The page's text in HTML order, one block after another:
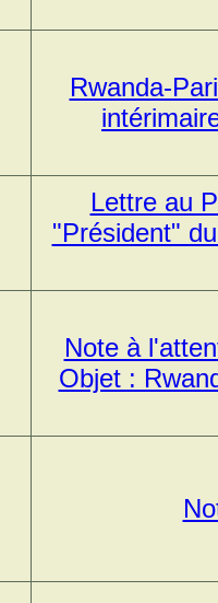
Rwanda-
Lettre au
"Président"
Note à
Objet :